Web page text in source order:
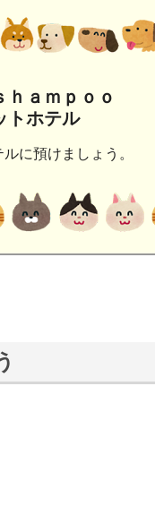
ｈａｍｐｏｏ
トホテル
に預けましょう。